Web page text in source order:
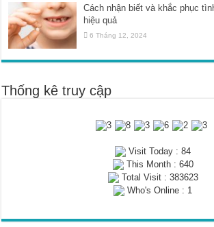
Cách nhận biết và khắc phục
hiệu quả
6 Tháng 12, 2024
Thống kê truy cập
Visit Today : 84
This Month : 640
Total Visit : 383623
Who's Online : 1